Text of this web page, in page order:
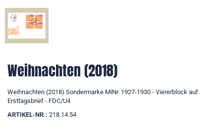
Weihnachten (2018)
Weihnachten (2018) Sondermarke MiNr. 1927-1930 - Viererblock auf
Ersttagsbrief - FDC/U4
ARTIKEL-NR.: 218.14.54